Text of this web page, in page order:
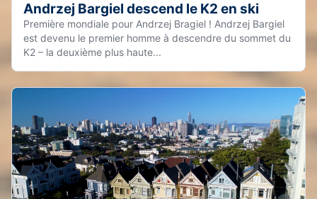
Andrzej Bargiel descend le K2 en ski
Première mondiale pour Andrzej Bragiel ! Andrzej Bargiel
est devenu le premier homme à descendre du sommet du
K2 – la deuxième plus haute...